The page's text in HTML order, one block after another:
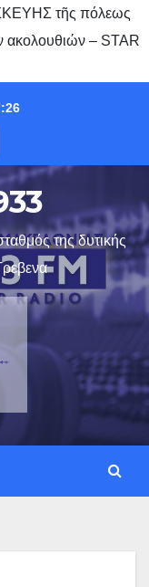
τῆς πόλεως
ακολουθιών – STAR
της δυτικής